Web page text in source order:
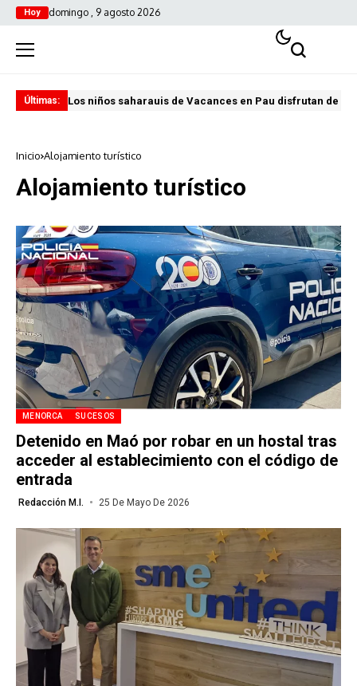
Hoy domingo , 9 agosto 2026
Últimas: Los niños saharauis de Vacances en Pau disfrutan de
Inicio Alojamiento turístico
Alojamiento turístico
MENORCA SUCESOS
Detenido en Maó por robar en un hostal tras
acceder al establecimiento con el código de
entrada
Redacción M.I. 25 De Mayo De 2026